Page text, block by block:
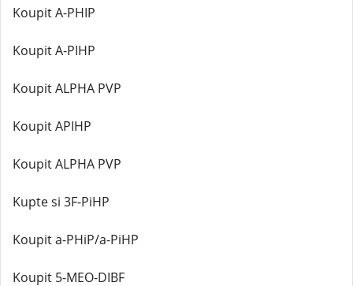
Koupit A-PHIP
Koupit A-PIHP
Koupit ALPHA PVP
Koupit APIHP
Koupit ALPHA PVP
Kupte si 3F-PiHP
Koupit a-PHiP/a-PiHP
Koupit 5-MEO-DIBF